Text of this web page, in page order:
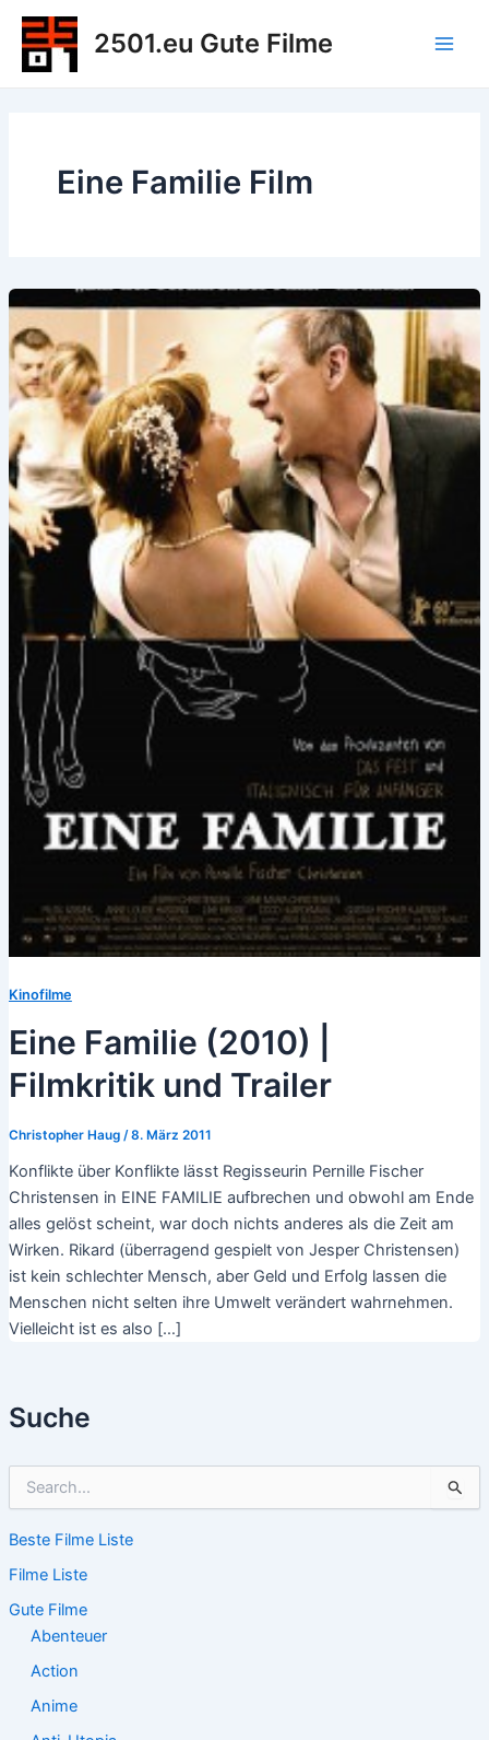
Zum
Inhalt
springen
2501.eu Gute Filme
Suche
h
n
n
Beste Filme Liste
Filme Liste
Gute Filme
Abenteuer
Action
Anime
Eine Familie Film
Kinofilme
Eine Familie (2010) |
Filmkritik und Trailer
Christopher Haug /8. März 2011
Konflikte über Konflikte lässt Regisseurin Pernille Fischer
Christensen in EINE FAMILIE aufbrechen und obwohl am Ende
alles gelöst scheint, war doch nichts anderes als die Zeit am
Wirken. Rikard (überragend gespielt von Jesper Christensen)
ist kein schlechter Mensch, aber Geld und Erfolg lassen die
Menschen nicht selten ihre Umwelt verändert wahrnehmen.
Vielleicht ist es also […]